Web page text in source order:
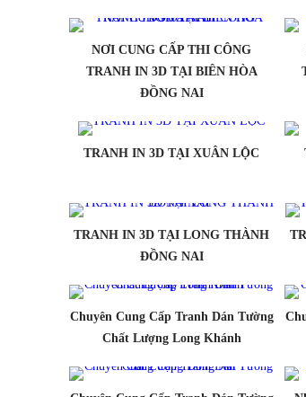
NƠI CUNG CẤP THI CÔNG
TRANH IN 3D TẠI BIÊN HÒA
ĐỒNG NAI
TRANH IN 3D TẠI XUÂN LỘC
TRANH IN 3D TẠI LONG THÀNH
ĐỒNG NAI
Chuyên Cung Cấp Tranh Dán Tường
Chất Lượng Long Khánh